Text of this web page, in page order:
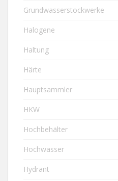
Grundwasserstockwerke
Halogene
Haltung
Härte
Hauptsammler
HKW
Hochbehälter
Hochwasser
Hydrant